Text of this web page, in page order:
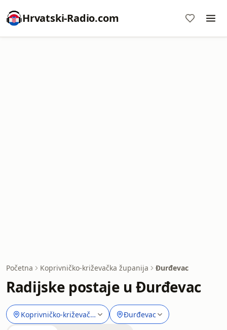
Hrvatski-Radio.com
Početna Koprivničko-križevačka županija Đurđevac
Radijske postaje u Đurđevac
Koprivničko-križevačka županijaĐurđevac